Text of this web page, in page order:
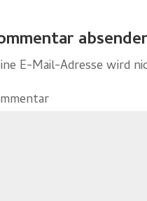
E-Mail-Adresse wird